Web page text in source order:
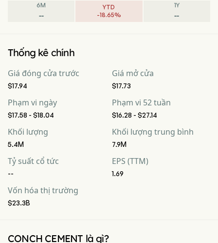
6M
--
YTD
-18.65%
1Y
--
Thống kê chính
Giá đóng cửa trước
$17.94
Giá mở cửa
$17.73
Phạm vi ngày
$17.58 - $18.04
Phạm vi 52 tuần
$16.28 - $27.14
Khối lượng
5.4M
Khối lượng trung bình
7.9M
Tỷ suất cổ tức
--
EPS (TTM)
1.69
Vốn hóa thị trường
$23.3B
CONCH CEMENT là gì?